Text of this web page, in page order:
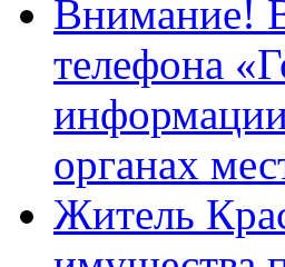
Внимание!
телефона
органах
Житель